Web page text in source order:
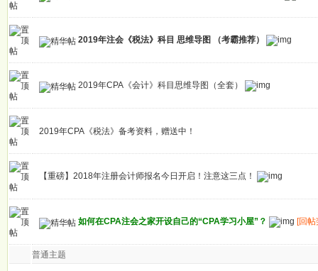
2019年注会《税法》科目 思维导图 （考霸推荐）
2019年CPA《会计》科目思维导图（全套）
2019年CPA《税法》备考资料，赠送中！
【重磅】2018年注册会计师报名今日开启！注意这三点！
如何在CPA注会之家开设自己的“CPA学习小屋”？ [回
普通主题